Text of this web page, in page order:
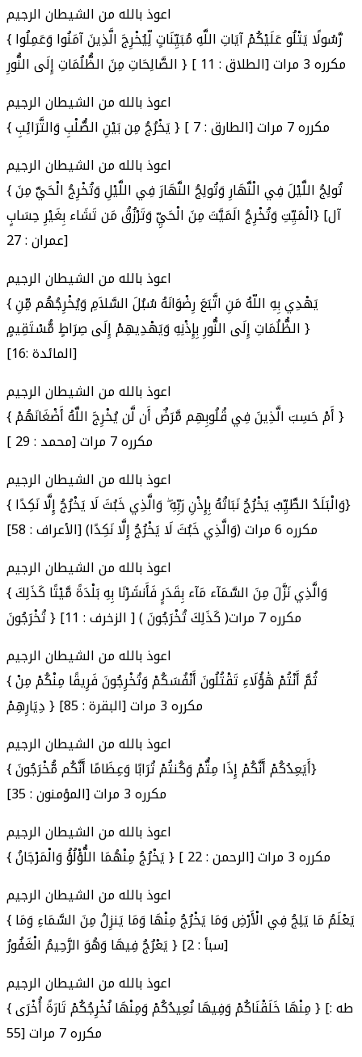
اعوذ بالله من الشيطان الرجيم
{ رَّسُولًا يَتْلُو عَلَيْكُمْ آيَاتِ اللَّهِ مُبَيِّنَاتٍ لِّيُخْرِجَ الَّذِينَ آمَنُوا وَعَمِلُوا
الصَّالِحَاتِ مِنَ الظُّلُمَاتِ إِلَى النُّورِ } [ الطلاق : 11] مكرره 3 مرات
اعوذ بالله من الشيطان الرجيم
{ يَخْرُجُ مِن بَيْنِ الصُّلْبِ وَالتَّرَائِبِ } [ الطارق : 7] مكرره 7 مرات
اعوذ بالله من الشيطان الرجيم
{ تُولِجُ اللَّيْلَ فِي الْنَّهَارِ وَتُولِجُ النَّهَارَ فِي اللَّيْلِ وَتُخْرِجُ الْحَيَّ مِنَ
الْمَيِّتِ وَتُخْرِجُ الَمَيَّتَ مِنَ الْحَيِّ وَتَرْزُقُ مَن تَشَاء بِغَيْرِ حِسَابٍ} [آل
عمران : 27]
{ يَهْدِي بِهِ اللّهُ مَنِ اتَّبَعَ رِضْوَانَهُ سُبُلَ السَّلاَمِ وَيُخْرِجُهُم مِّنِ
الظُّلُمَاتِ إِلَى النُّورِ بِإِذْنِهِ وَيَهْدِيهِمْ إِلَى صِرَاطٍ مُّسْتَقِيمٍ }
[المائدة :16]
اعوذ بالله من الشيطان الرجيم
{ أَمْ حَسِبَ الَّذِينَ فِي قُلُوبِهِم مَّرَضٌ أَن لَّن يُخْرِجَ اللَّهُ أَضْغَانَهُمْ }
[ محمد : 29] مكرره 7 مرات
اعوذ بالله من الشيطان الرجيم
{ وَالْبَلَدُ الطَّيِّبُ يَخْرُجُ نَبَاتُهُ بِإِذْنِ رَبِّهِ ۖ وَالَّذِي خَبُثَ لَا يَخْرُجُ إِلَّا نَكِدًا}
[الأعراف : 58] (وَالَّذِي خَبُثَ لَا يَخْرُجُ إِلَّا نَكِدًا) مكرره 6 مرات
{ وَالَّذِي نَزَّلَ مِنَ السَّمَآء مَآء بِقَدَرٍ فَأَنشَرْنَا بِهِ بَلْدَةً مَّيْتًا كَذَلِكَ
تُخْرَجُونَ } [الزخرف : 11 ] ( كَذَلِكَ تُخْرَجُونَ )مكرره 7 مرات
اعوذ بالله من الشيطان الرجيم
{ ثُمَّ أَنْتُمْ هَٰؤُلَاءِ تَقْتُلُونَ أَنْفُسَكُمْ وَتُخْرِجُونَ فَرِيقًا مِنْكُمْ مِنْ
دِيَارِهِمْ } [البقرة : 85] مكرره 3 مرات
اعوذ بالله من الشيطان الرجيم
{ أَيَعِدُكُمْ أَنَّكُمْ إِذَا مِتُّمْ وَكُنتُمْ تُرَابًا وَعِظَامًا أَنَّكُم مُّخْرَجُونَ}
[المؤمنون : 35] مكرره 3 مرات
اعوذ بالله من الشيطان الرجيم
{ يَخْرُجُ مِنْهُمَا اللُّؤْلُؤُ وَالْمَرْجَانُ } [ الرحمن : 22] مكرره 3 مرات
اعوذ بالله من الشيطان الرجيم
{ يَعْلَمُ مَا يَلِجُ فِي الْأَرْضِ وَمَا يَخْرُجُ مِنْهَا وَمَا يَنزِلُ مِنَ السَّمَاءِ وَمَا
يَعْرُجُ فِيهَا وَهُوَ الرَّحِيمُ الْغَفُورُ } [سبأ : 2]
اعوذ بالله من الشيطان الرجيم
{ مِنْهَا خَلَقْنَاكُمْ وَفِيهَا نُعِيدُكُمْ وَمِنْهَا نُخْرِجُكُمْ تَارَةً أُخْرَى } [طه :
55] مكرره 7 مرات